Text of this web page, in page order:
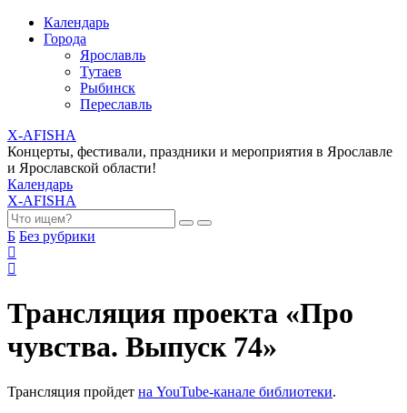
Календарь
Города
Ярославль
Тутаев
Рыбинск
Переславль
X-AFISHA
Концерты, фестивали, праздники и мероприятия в Ярославле
и Ярославской области!
Календарь
X-AFISHA
Б Без рубрики
Трансляция проекта «Про
чувства. Выпуск 74»
Трансляция пройдет на YouTube-канале библиотеки.